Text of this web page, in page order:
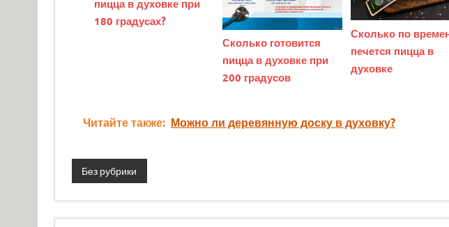
пицца в духовке при
180 градусах?
Сколько готовится
пицца в духовке при
200 градусов
Сколько по
печется пицца в
духовке
Читайте также: Можно ли деревянную доску в духовку?
Без рубрики